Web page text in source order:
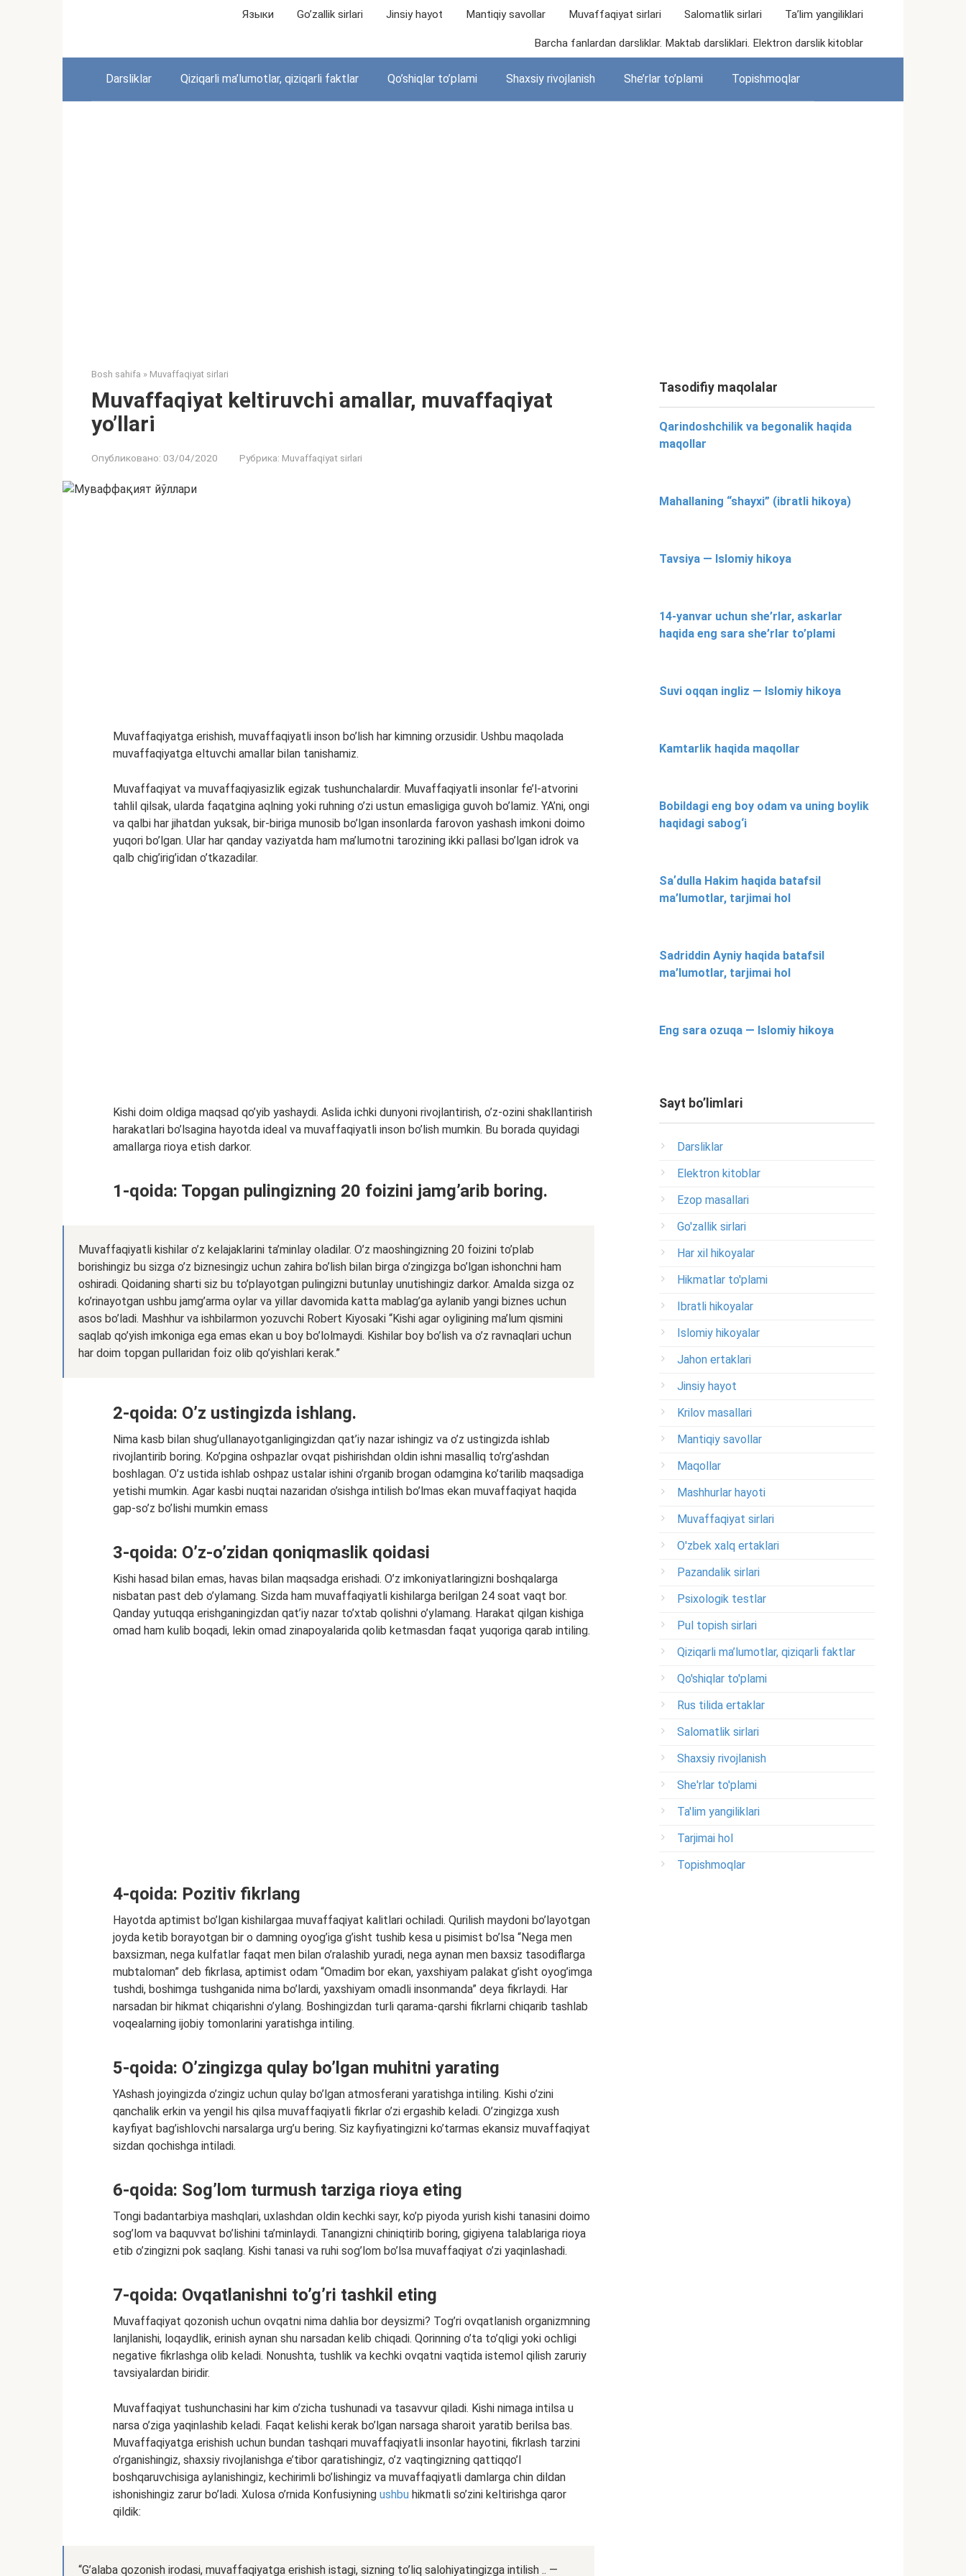
Языки Go’zallik sirlari Jinsiy hayot Mantiqiy savollar Muvaffaqiyat sirlari Salomatlik sirlari Ta’lim yangiliklari
Barcha fanlardan darsliklar. Maktab darsliklari. Elektron darslik kitoblar
Darsliklar Qiziqarli ma’lumotlar, qiziqarli faktlar Qo’shiqlar to’plami Shaxsiy rivojlanish She’rlar to’plami Topishmoqlar
Bosh sahifa » Muvaffaqiyat sirlari
Muvaffaqiyat keltiruvchi amallar, muvaffaqiyat
yo’llari
Опубликовано: 03/04/2020 Рубрика: Muvaffaqiyat sirlari
Muvaffaqiyatga erishish, muvaffaqiyatli inson bo’lish har kimning orzusidir. Ushbu maqolada
muvaffaqiyatga eltuvchi amallar bilan tanishamiz.
Muvaffaqiyat va muvaffaqiyasizlik egizak tushunchalardir. Muvaffaqiyatli insonlar fe’l-atvorini
tahlil qilsak, ularda faqatgina aqlning yoki ruhning o’zi ustun emasligiga guvoh bo’lamiz. YA’ni, ongi
va qalbi har jihatdan yuksak, bir-biriga munosib bo’lgan insonlarda farovon yashash imkoni doimo
yuqori bo’lgan. Ular har qanday vaziyatda ham ma’lumotni tarozining ikki pallasi bo’lgan idrok va
qalb chig’irig’idan o’tkazadilar.
Kishi doim oldiga maqsad qo’yib yashaydi. Aslida ichki dunyoni rivojlantirish, o’z-ozini shakllantirish
harakatlari bo’lsagina hayotda ideal va muvaffaqiyatli inson bo’lish mumkin. Bu borada quyidagi
amallarga rioya etish darkor.
1-qoida: Topgan pulingizning 20 foizini jamg’arib boring.
Muvaffaqiyatli kishilar o’z kelajaklarini ta’minlay oladilar. O’z maoshingizning 20 foizini to’plab
borishingiz bu sizga o’z biznesingiz uchun zahira bo’lish bilan birga o’zingizga bo’lgan ishonchni ham
oshiradi. Qoidaning sharti siz bu to’playotgan pulingizni butunlay unutishingiz darkor. Amalda sizga oz
ko’rinayotgan ushbu jamg’arma oylar va yillar davomida katta mablag’ga aylanib yangi biznes uchun
asos bo’ladi. Mashhur va ishbilarmon yozuvchi Robert Kiyosaki “Kishi agar oyligining ma’lum qismini
saqlab qo’yish imkoniga ega emas ekan u boy bo’lolmaydi. Kishilar boy bo’lish va o’z ravnaqlari uchun
har doim topgan pullaridan foiz olib qo’yishlari kerak.”
2-qoida: O’z ustingizda ishlang.
Nima kasb bilan shug’ullanayotganligingizdan qat’iy nazar ishingiz va o’z ustingizda ishlab
rivojlantirib boring. Ko’pgina oshpazlar ovqat pishirishdan oldin ishni masalliq to’rg’ashdan
boshlagan. O’z ustida ishlab oshpaz ustalar ishini o’rganib brogan odamgina ko’tarilib maqsadiga
yetishi mumkin. Agar kasbi nuqtai nazaridan o’sishga intilish bo’lmas ekan muvaffaqiyat haqida
gap-so’z bo’lishi mumkin emass
3-qoida: O’z-o’zidan qoniqmaslik qoidasi
Kishi hasad bilan emas, havas bilan maqsadga erishadi. O’z imkoniyatlaringizni boshqalarga
nisbatan past deb o’ylamang. Sizda ham muvaffaqiyatli kishilarga berilgan 24 soat vaqt bor.
Qanday yutuqqa erishganingizdan qat’iy nazar to’xtab qolishni o’ylamang. Harakat qilgan kishiga
omad ham kulib boqadi, lekin omad zinapoyalarida qolib ketmasdan faqat yuqoriga qarab intiling.
4-qoida: Pozitiv fikrlang
Hayotda aptimist bo’lgan kishilargaa muvaffaqiyat kalitlari ochiladi. Qurilish maydoni bo’layotgan
joyda ketib borayotgan bir o damning oyog’iga g’isht tushib kesa u pisimist bo’lsa “Nega men
baxsizman, nega kulfatlar faqat men bilan o’ralashib yuradi, nega aynan men baxsiz tasodiflarga
mubtaloman” deb fikrlasa, aptimist odam “Omadim bor ekan, yaxshiyam palakat g’isht oyog’imga
tushdi, boshimga tushganida nima bo’lardi, yaxshiyam omadli insonmanda” deya fikrlaydi. Har
narsadan bir hikmat chiqarishni o’ylang. Boshingizdan turli qarama-qarshi fikrlarni chiqarib tashlab
voqealarning ijobiy tomonlarini yaratishga intiling.
5-qoida: O’zingizga qulay bo’lgan muhitni yarating
YAshash joyingizda o’zingiz uchun qulay bo’lgan atmosferani yaratishga intiling. Kishi o’zini
qanchalik erkin va yengil his qilsa muvaffaqiyatli fikrlar o’zi ergashib keladi. O’zingizga xush
kayfiyat bag’ishlovchi narsalarga urg’u bering. Siz kayfiyatingizni ko’tarmas ekansiz muvaffaqiyat
sizdan qochishga intiladi.
6-qoida: Sog’lom turmush tarziga rioya eting
Tongi badantarbiya mashqlari, uxlashdan oldin kechki sayr, ko’p piyoda yurish kishi tanasini doimo
sog’lom va baquvvat bo’lishini ta’minlaydi. Tanangizni chiniqtirib boring, gigiyena talablariga rioya
etib o’zingizni pok saqlang. Kishi tanasi va ruhi sog’lom bo’lsa muvaffaqiyat o’zi yaqinlashadi.
7-qoida: Ovqatlanishni to’g’ri tashkil eting
Muvaffaqiyat qozonish uchun ovqatni nima dahlia bor deysizmi? Tog’ri ovqatlanish organizmning
lanjlanishi, loqaydlik, erinish aynan shu narsadan kelib chiqadi. Qorinning o’ta to’qligi yoki ochligi
negative fikrlashga olib keladi. Nonushta, tushlik va kechki ovqatni vaqtida istemol qilish zaruriy
tavsiyalardan biridir.
Muvaffaqiyat tushunchasini har kim o’zicha tushunadi va tasavvur qiladi. Kishi nimaga intilsa u
narsa o’ziga yaqinlashib keladi. Faqat kelishi kerak bo’lgan narsaga sharoit yaratib berilsa bas.
Muvaffaqiyatga erishish uchun bundan tashqari muvaffaqiyatli insonlar hayotini, fikrlash tarzini
o’rganishingiz, shaxsiy rivojlanishga e’tibor qaratishingiz, o’z vaqtingizning qattiqqo’l
boshqaruvchisiga aylanishingiz, kechirimli bo’lishingiz va muvaffaqiyatli damlarga chin dildan
ishonishingiz zarur bo’ladi. Xulosa o’rnida Konfusiyning ushbu hikmatli so’zini keltirishga qaror
qildik:
“G’alaba qozonish irodasi, muvaffaqiyatga erishish istagi, sizning to’liq salohiyatingizga intilish .. —
Tasodifiy maqolalar
Qarindoshchilik va begonalik haqida
maqollar
Mahallaning “shayxi” (ibratli hikoya)
Tavsiya — Islomiy hikoya
14-yanvar uchun she’rlar, askarlar
haqida eng sara she’rlar to’plami
Suvi oqqan ingliz — Islomiy hikoya
Kamtarlik haqida maqollar
Bobildagi eng boy odam va uning boylik
haqidagi sabog‘i
Saʼdulla Hakim haqida batafsil
ma’lumotlar, tarjimai hol
Sadriddin Ayniy haqida batafsil
ma’lumotlar, tarjimai hol
Eng sara ozuqa — Islomiy hikoya
Sayt bo’limlari
Darsliklar
Elektron kitoblar
Ezop masallari
Go'zallik sirlari
Har xil hikoyalar
Hikmatlar to'plami
Ibratli hikoyalar
Islomiy hikoyalar
Jahon ertaklari
Jinsiy hayot
Krilov masallari
Mantiqiy savollar
Maqollar
Mashhurlar hayoti
Muvaffaqiyat sirlari
O'zbek xalq ertaklari
Pazandalik sirlari
Psixologik testlar
Pul topish sirlari
Qiziqarli ma’lumotlar, qiziqarli faktlar
Qo'shiqlar to'plami
Rus tilida ertaklar
Salomatlik sirlari
Shaxsiy rivojlanish
She'rlar to'plami
Ta'lim yangiliklari
Tarjimai hol
Topishmoqlar